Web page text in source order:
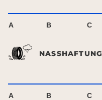
A B C
NASSHAFTUNG
A B C